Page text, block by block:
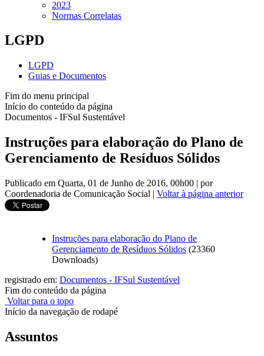
2023
Normas Correlatas
LGPD
LGPD
Guias e Documentos
Fim do menu principal
Início do conteúdo da página
Documentos - IFSul Sustentável
Instruções para elaboração do Plano de
Gerenciamento de Resíduos Sólidos
Publicado em Quarta, 01 de Junho de 2016, 00h00 | por
Coordenadoria de Comunicação Social | Voltar à página anterior
Instruções para elaboração do Plano de
Gerenciamento de Resíduos Sólidos (23360
Downloads)
registrado em: Documentos - IFSul Sustentável
Fim do conteúdo da página
Voltar para o topo
Início da navegação de rodapé
Assuntos